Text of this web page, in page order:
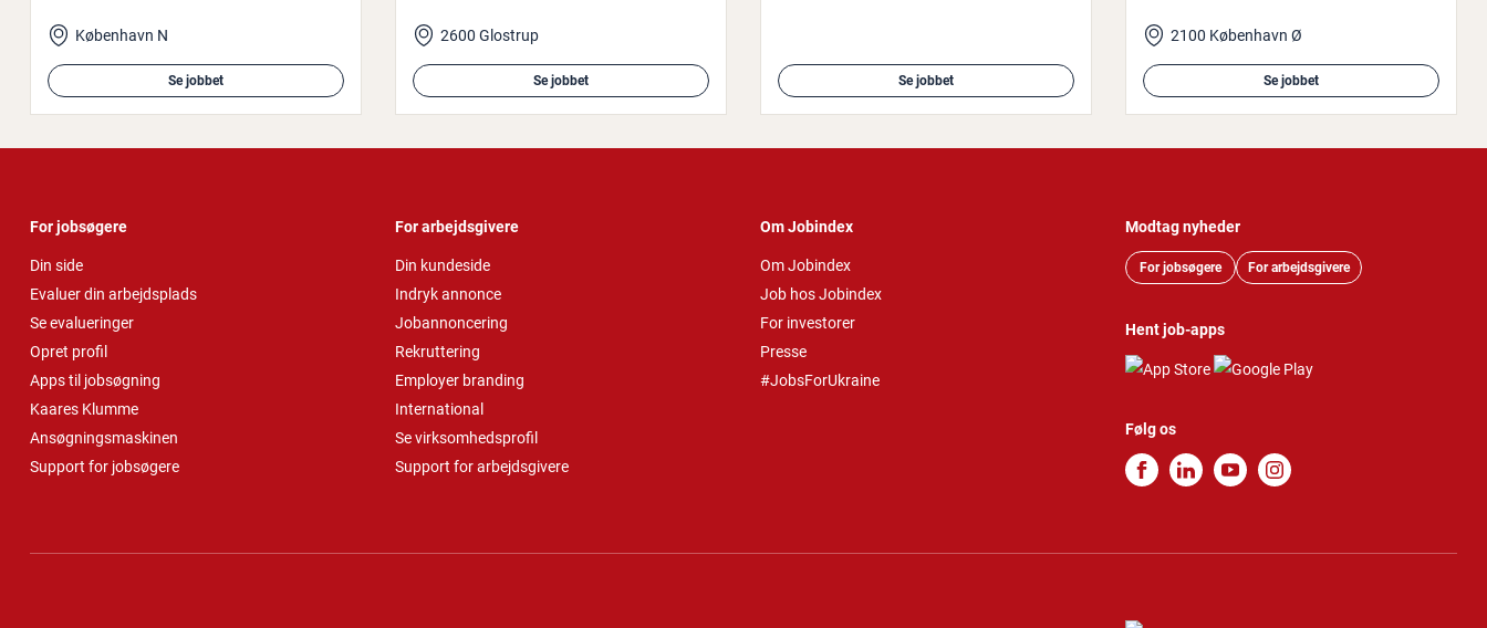
København N
Se jobbet
2600 Glostrup
Se jobbet Se jobbet
2100 København Ø
Se jobbet
For jobsøgere
Din side
Evaluer din arbejdsplads
Se evalueringer
Opret profil
Apps til jobsøgning
Kaares Klumme
Ansøgningsmaskinen
Support for jobsøgere
For arbejdsgivere
Din kundeside
Indryk annonce
Jobannoncering
Rekruttering
Employer branding
International
Se virksomhedsprofil
Support for arbejdsgivere
Om Jobindex
Om Jobindex
Job hos Jobindex
For investorer
Presse
#JobsForUkraine
Modtag nyheder
For jobsøgere For arbejdsgivere
Hent job-apps
Følg os